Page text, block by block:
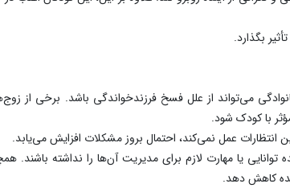
بگذارد.
می‌تواند از علل فسخ فرزندخواندگی باشد. برخی از
با کودک شود.
انتظارات عمل نمی‌کند، احتمال بروز مشکلات افزایش می‌یابد.
یا مهارت لازم برای مدیریت آن‌ها را نداشته باشند.
کاهش دهد.